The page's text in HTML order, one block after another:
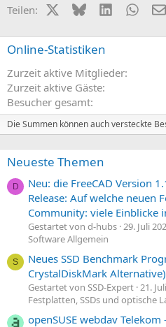
Teilen: X (Twitter)
BlueskyLinkedIn
Online-Statistiken
Zurzeit aktive Mitglieder
Zurzeit aktive Gäste
Besucher gesamt
Die Summen können auch versteckte
Neueste Themen
D
Neu: die FreeCAD Version
Release: Auf welche neuen
Community: viele Einblicke
Gestartet von d-hubs 29. Juli
Software Allgemein
S
Neues SSD Benchmark
CrystalDiskMark Alternative)
Gestartet von SSD-Expert 21.
Festplatten, SSDs und optische
openSUSE webdav